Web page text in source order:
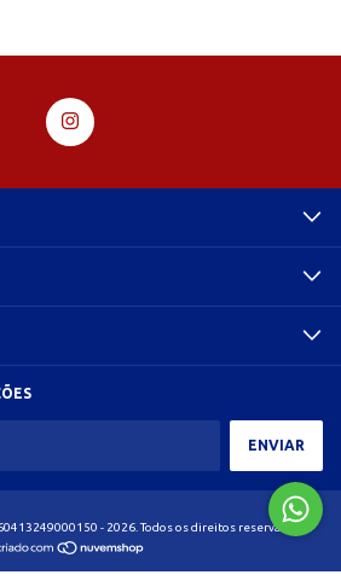
- 2026. Todos os direitos reservados.